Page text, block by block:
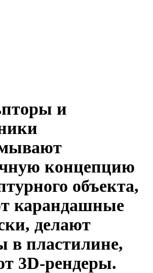
и
концепцию
объекта,
карандашные
делают
в пластилине,
3D-рендеры.